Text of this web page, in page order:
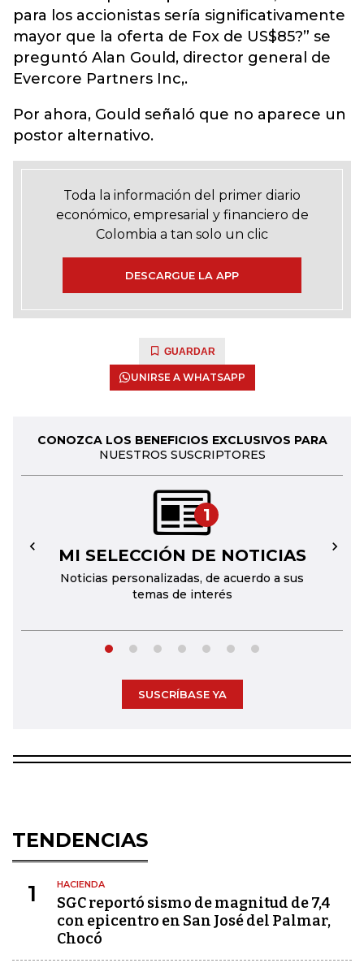
para los accionistas sería significativamente
mayor que la oferta de Fox de US$85?” se
preguntó Alan Gould, director general de
Evercore Partners Inc,.
Por ahora, Gould señaló que no aparece un
postor alternativo.
Toda la información del primer diario
económico, empresarial y financiero de
Colombia a tan solo un clic
DESCARGUE LA APP
GUARDAR
UNIRSE A WHATSAPP
CONOZCA LOS BENEFICIOS EXCLUSIVOS PARA
NUESTROS SUSCRIPTORES
1
MI SELECCIÓN DE NOTICIAS
Noticias personalizadas, de acuerdo a sus
temas de interés
← →
SUSCRÍBASE YA
TENDENCIAS
1 HACIENDA
SGC reportó sismo de magnitud de 7,4
con epicentro en San José del Palmar,
Chocó